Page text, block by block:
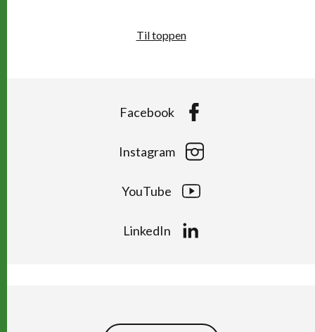
Til toppen
Facebook
Instagram
YouTube
LinkedIn